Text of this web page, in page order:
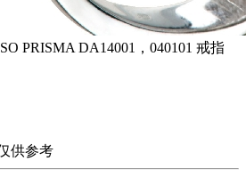
PRISMA DA14001，040101 戒指
供参考